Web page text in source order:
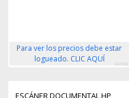
Para ver los precios debe estar
logueado. CLIC AQUÍ
347302
ESCÁNER DOCUMENTAL HP